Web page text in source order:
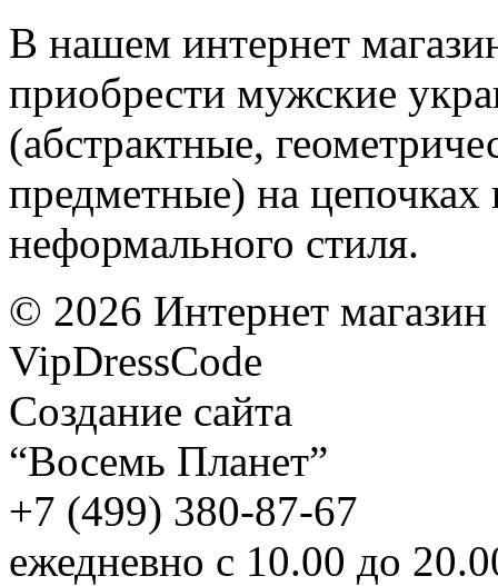
В нашем интернет
приобрести мужские
(абстрактные,
предметные) на цепочках
неформального стиля.
© 2026 Интернет магазин
VipDressCode
Создание сайта
“Восемь Планет”
+7 (499) 380-87-67
ежедневно с 10.00 до